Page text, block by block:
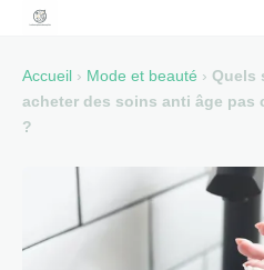
Accueil › Mode et beauté › Quels
acheter des soins anti âge pas
?